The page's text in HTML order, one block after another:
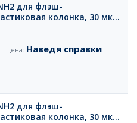
для флэш-
колонка, 30 мкм,
Наведя справки
для флэш-
колонка, 30 мкм,